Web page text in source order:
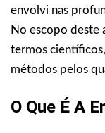
envolvi nas
No escopo deste
termos
métodos pelos
O Que É A